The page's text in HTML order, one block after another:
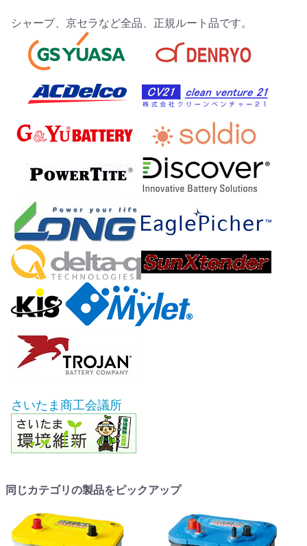
シャープ、京セラなど全品、正規ルート品です。
さいたま商工会議所
同じカテゴリの製品をピックアップ